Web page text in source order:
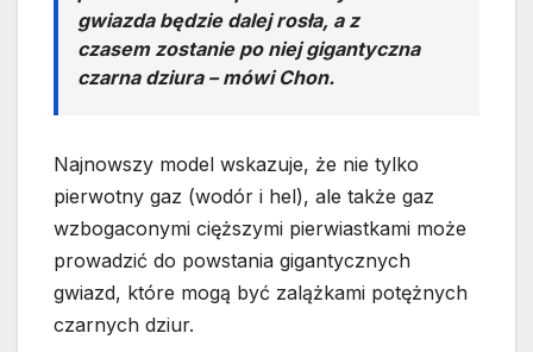
gwiazda będzie dalej rosła, a z
czasem zostanie po niej gigantyczna
czarna dziura – mówi Chon.
Najnowszy model wskazuje, że nie tylko
pierwotny gaz (wodór i hel), ale także gaz
wzbogaconymi cięższymi pierwiastkami może
prowadzić do powstania gigantycznych
gwiazd, które mogą być zalążkami potężnych
czarnych dziur.